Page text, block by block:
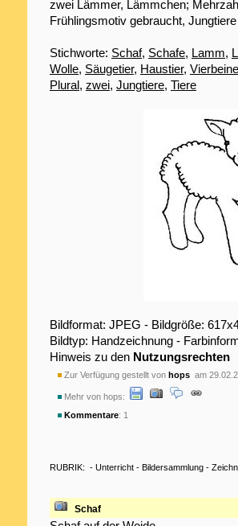
zwei Lämmer, Lämmchen;
Frühlingsmotiv gebraucht, Jungtiere
Stichworte: Schaf, Schafe, Lamm,
Wolle, Säugetier, Haustier,
Plural, zwei, Jungtiere, Tiere
Bildformat: JPEG - Bildgröße:
Bildtyp: Handzeichnung -
Hinweis zu den Nutzungsrechten
Zur Verfügung gestellt von hops am
Mehr von hops:
Kommentare: 1
RUBRIK: - Unterricht - Bildersammlung -
Schaf